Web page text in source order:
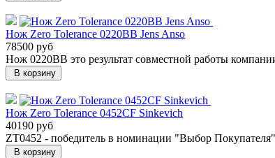
Нож Zero Tolerance 0220BB Jens Anso
78500 руб
Нож 0220BB это результат совместной работы
В корзину
Нож Zero Tolerance 0452CF Sinkevich
40190 руб
ZT0452 - победитель в номинации "Выбор
В корзину